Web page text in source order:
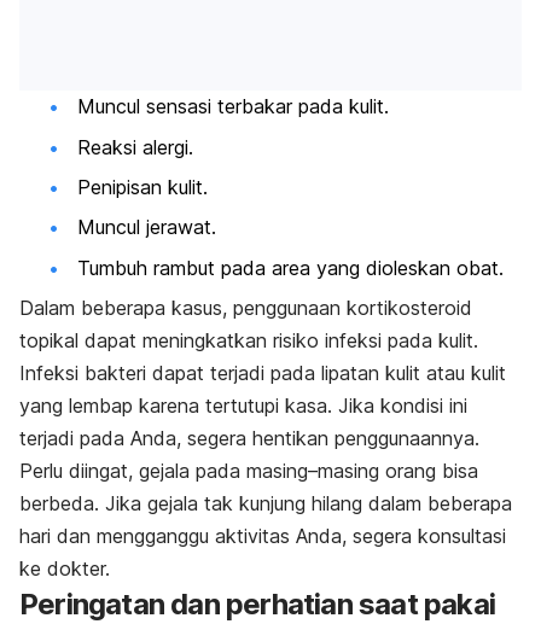
Muncul sensasi terbakar pada kulit.
Reaksi alergi.
Penipisan kulit.
Muncul jerawat.
Tumbuh rambut pada area yang dioleskan obat.
Dalam beberapa kasus, penggunaan kortikosteroid
topikal dapat meningkatkan risiko infeksi pada kulit.
Infeksi bakteri dapat terjadi pada lipatan kulit atau kulit
yang lembap karena tertutupi kasa. Jika kondisi ini
terjadi pada Anda, segera hentikan penggunaannya.
Perlu diingat, gejala pada masing–masing orang bisa
berbeda. Jika gejala tak kunjung hilang dalam beberapa
hari dan mengganggu aktivitas Anda, segera konsultasi
ke dokter.
Peringatan dan perhatian saat pakai